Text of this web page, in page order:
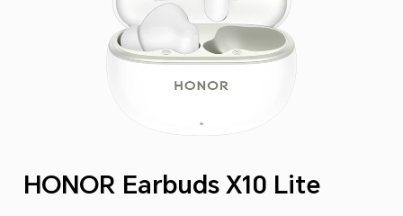
HONOR Earbuds X10 Lite